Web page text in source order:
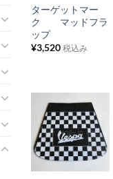
入
リ
に
追
加
ターゲットマー
ク マッドフラ
ップ
¥3,520 税込み
お
気
に
+